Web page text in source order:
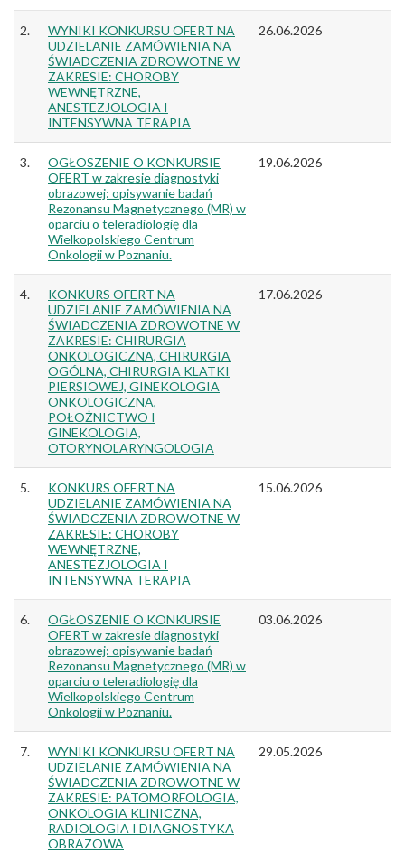
2.
WYNIKI KONKURSU OFERT NA
UDZIELANIE ZAMÓWIENIA NA
ŚWIADCZENIA ZDROWOTNE W
ZAKRESIE: CHOROBY
WEWNĘTRZNE,
ANESTEZJOLOGIA I
INTENSYWNA TERAPIA
26.06.2026
3.
OGŁOSZENIE O KONKURSIE
OFERT w zakresie diagnostyki
obrazowej: opisywanie badań
Rezonansu Magnetycznego (MR) w
oparciu o teleradiologię dla
Wielkopolskiego Centrum
Onkologii w Poznaniu.
19.06.2026
4.
KONKURS OFERT NA
UDZIELANIE ZAMÓWIENIA NA
ŚWIADCZENIA ZDROWOTNE W
ZAKRESIE: CHIRURGIA
ONKOLOGICZNA, CHIRURGIA
OGÓLNA, CHIRURGIA KLATKI
PIERSIOWEJ, GINEKOLOGIA
ONKOLOGICZNA,
POŁOŻNICTWO I
GINEKOLOGIA,
OTORYNOLARYNGOLOGIA
17.06.2026
5.
KONKURS OFERT NA
UDZIELANIE ZAMÓWIENIA NA
ŚWIADCZENIA ZDROWOTNE W
ZAKRESIE: CHOROBY
WEWNĘTRZNE,
ANESTEZJOLOGIA I
INTENSYWNA TERAPIA
15.06.2026
6.
OGŁOSZENIE O KONKURSIE
OFERT w zakresie diagnostyki
obrazowej: opisywanie badań
Rezonansu Magnetycznego (MR) w
oparciu o teleradiologię dla
Wielkopolskiego Centrum
Onkologii w Poznaniu.
03.06.2026
7.
WYNIKI KONKURSU OFERT NA
UDZIELANIE ZAMÓWIENIA NA
ŚWIADCZENIA ZDROWOTNE W
ZAKRESIE: PATOMORFOLOGIA,
ONKOLOGIA KLINICZNA,
RADIOLOGIA I DIAGNOSTYKA
OBRAZOWA
29.05.2026